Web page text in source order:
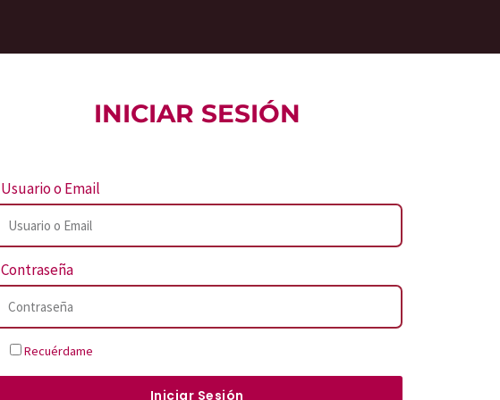
INICIAR SESIÓN
Usuario o Email
Contraseña
Recuérdame
Iniciar Sesión